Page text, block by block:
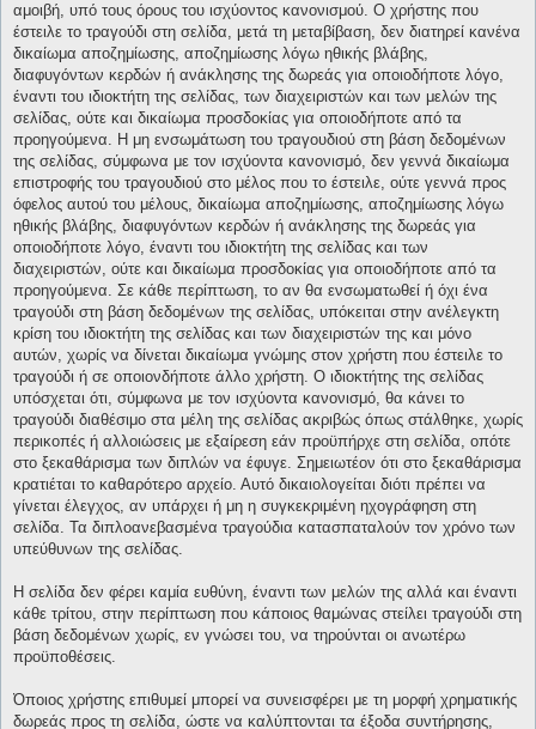
αμοιβή, υπό τους όρους του ισχύοντος κανονισμού. Ο χρήστης που
έστειλε το τραγούδι στη σελίδα, μετά τη μεταβίβαση, δεν διατηρεί κανένα
δικαίωμα αποζημίωσης, αποζημίωσης λόγω ηθικής βλάβης,
διαφυγόντων κερδών ή ανάκλησης της δωρεάς για οποιοδήποτε λόγο,
έναντι του ιδιοκτήτη της σελίδας, των διαχειριστών και των μελών της
σελίδας, ούτε και δικαίωμα προσδοκίας για οποιοδήποτε από τα
προηγούμενα. Η μη ενσωμάτωση του τραγουδιού στη βάση δεδομένων
της σελίδας, σύμφωνα με τον ισχύοντα κανονισμό, δεν γεννά δικαίωμα
επιστροφής του τραγουδιού στο μέλος που το έστειλε, ούτε γεννά προς
όφελος αυτού του μέλους, δικαίωμα αποζημίωσης, αποζημίωσης λόγω
ηθικής βλάβης, διαφυγόντων κερδών ή ανάκλησης της δωρεάς για
οποιοδήποτε λόγο, έναντι του ιδιοκτήτη της σελίδας και των
διαχειριστών, ούτε και δικαίωμα προσδοκίας για οποιοδήποτε από τα
προηγούμενα. Σε κάθε περίπτωση, το αν θα ενσωματωθεί ή όχι ένα
τραγούδι στη βάση δεδομένων της σελίδας, υπόκειται στην ανέλεγκτη
κρίση του ιδιοκτήτη της σελίδας και των διαχειριστών της και μόνο
αυτών, χωρίς να δίνεται δικαίωμα γνώμης στον χρήστη που έστειλε το
τραγούδι ή σε οποιονδήποτε άλλο χρήστη. Ο ιδιοκτήτης της σελίδας
υπόσχεται ότι, σύμφωνα με τον ισχύοντα κανονισμό, θα κάνει το
τραγούδι διαθέσιμο στα μέλη της σελίδας ακριβώς όπως στάλθηκε, χωρίς
περικοπές ή αλλοιώσεις με εξαίρεση εάν προϋπήρχε στη σελίδα, οπότε
στο ξεκαθάρισμα των διπλών να έφυγε. Σημειωτέον ότι στο ξεκαθάρισμα
κρατιέται το καθαρότερο αρχείο. Αυτό δικαιολογείται διότι πρέπει να
γίνεται έλεγχος, αν υπάρχει ή μη η συγκεκριμένη ηχογράφηση στη
σελίδα. Τα διπλοανεβασμένα τραγούδια κατασπαταλούν τον χρόνο των
υπεύθυνων της σελίδας.
Η σελίδα δεν φέρει καμία ευθύνη, έναντι των μελών της αλλά και έναντι
κάθε τρίτου, στην περίπτωση που κάποιος θαμώνας στείλει τραγούδι στη
βάση δεδομένων χωρίς, εν γνώσει του, να τηρούνται οι ανωτέρω
προϋποθέσεις.
Όποιος χρήστης επιθυμεί μπορεί να συνεισφέρει με τη μορφή χρηματικής
δωρεάς προς τη σελίδα, ώστε να καλύπτονται τα έξοδα συντήρησης,